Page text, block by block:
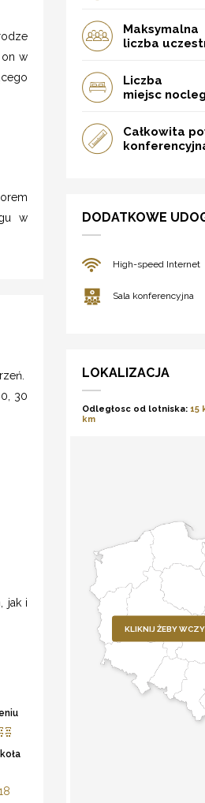
on w
w
30
jak i
Maksymalna
liczba
Liczba
miejsc
Całkowita
DODATKOWE
High-speed Internet
Sala konferencyjna
LOKALIZACJA
Odległosc od lotniska: 15
km
KLIKNIJ ŻEBY